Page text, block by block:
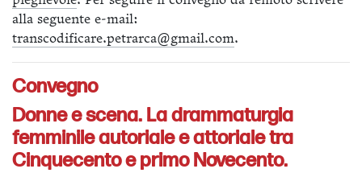
alla seguente e-mail:
transcodificare.petrarca@gmail.com.
Convegno
Donne e scena. La drammaturgia
femminile autoriale e attoriale tra
Cinquecento e primo Novecento.